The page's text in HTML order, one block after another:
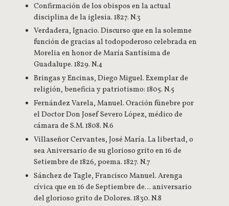
Confirmación de los obispos en la actual
disciplina de la iglesia. 1827. N.3
Verdadera, Ignacio. Discurso que en la solemne
función de gracias al todopoderoso celebrada en
Morelia en honor de María Santísima de
Guadalupe. 1829. N.4
Bringas y Encinas, Diego Miguel. Exemplar de
religión, beneficia y patriotismo: 1805. N.5
Fernández Varela, Manuel. Oración fúnebre por
el Doctor Don Josef Severo López, médico de
cámara de S.M. 1808. N.6
Villaseñor Cervantes, José María. La libertad, o
sea Aniversario de su glorioso grito en 16 de
Setiembre de 1826, poema. 1827. N.7
Sánchez de Tagle, Francisco Manuel. Arenga
cívica que en 16 de Septiembre de… aniversario
del glorioso grito de Dolores. 1830. N.8